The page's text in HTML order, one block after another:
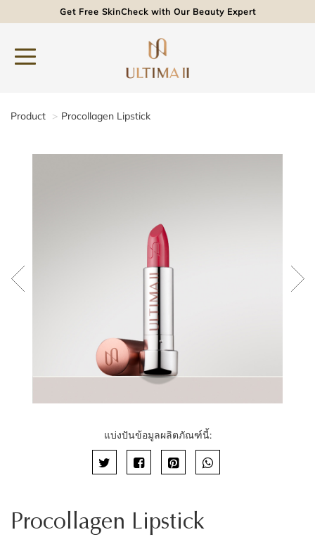
Get Free SkinCheck with Our Beauty Expert
Product Procollagen Lipstick
แบ่งปันข้อมูลผลิตภัณฑ์นี้:
Procollagen Lipstick